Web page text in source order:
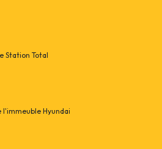
Station Total
Hyundai